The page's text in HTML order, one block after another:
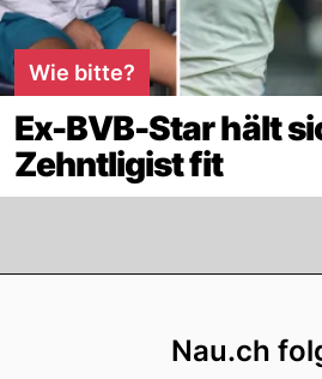
Wie bitte?
Ex-BVB-Star hält
Zehntligist fit
Nau.ch